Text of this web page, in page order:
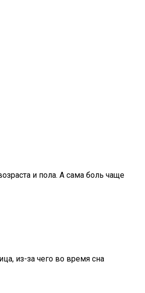
и пола. А сама боль чаще
из-за чего во время сна